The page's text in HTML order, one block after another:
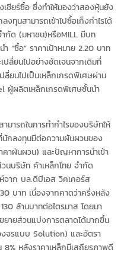
ชียร์ซื้อ ซึ่งทำให้มองว่าสองหุ้นยัง
งทุนสามารถเข้าไปซื้อเก็งกำไรได้
ด (มหาชน)หรือMILL มีบท
“ซื้อ” ราคาเป้าหมาย 2.20 บาท
ลี่ยนไปอย่างชัดเจนจากเดิมที่
ยนไปเป็นเหล็กเกรดพิเศษผ่าน
ผู้ผลิตเหล็กเกรดพิเศษชั้นนำ
มารถในการทำกำไรของบริษัทให้
กลงทุนมีต่อความผันผวนของ
คาผันผวน) และปัญหาการนำเข้า
นบริษัท ค้าเหล็กไทย จำกัด
จาก บล.ดีบีเอส วิคเคอร์ส
บาท เนื่องจากคาดว่าครึ่งหลัง
ล้านบาทต่อไตรมาส โดยมา
ายส่วนแบ่งการตลาดได้มากขึ้น
งจรแบบ Solution) และอัตรา
หลังราคาเหล็กมีเสถียรภาพดี